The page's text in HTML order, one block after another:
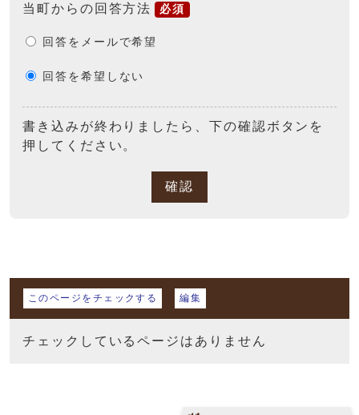
当町からの回答方法 必須
回答をメールで希望
回答を希望しない
書き込みが終わりましたら、下の確認ボタンを
押してください。
確認
マイページ
このページをチェックする 編集
チェックしているページはありません